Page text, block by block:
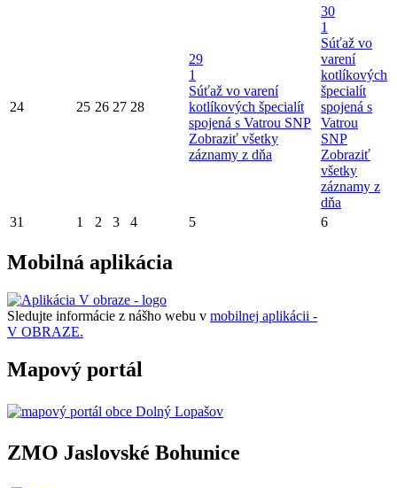
24 25 26 27 28
29
1
Súťaž vo varení
kotlíkových špecialít
spojená s Vatrou SNP
Zobraziť všetky
záznamy z dňa
30
1
Súťaž vo
varení
kotlíkových
špecialít
spojená s
Vatrou
SNP
Zobraziť
všetky
záznamy z
dňa
31
1 2 3 4 5 6
Mobilná aplikácia
Sledujte informácie z nášho webu v mobilnej aplikácii -
V OBRAZE.
Mapový portál
ZMO Jaslovské Bohunice